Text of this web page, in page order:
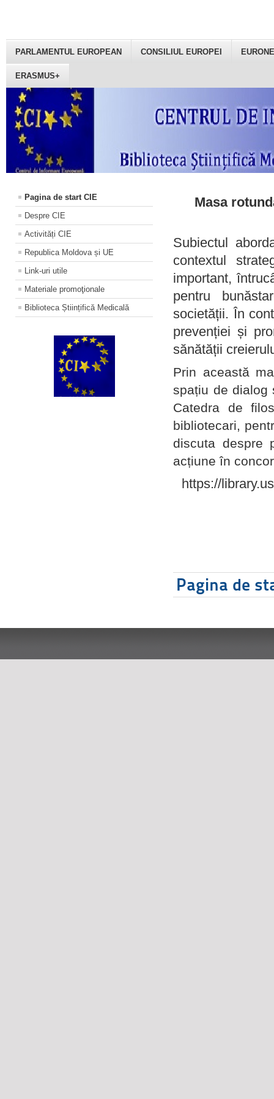
PARLAMENTUL EUROPEAN CONSILIUL EUROPEI
ERASMUS+
Pagina de start CIE
Despre CIE
Activități CIE
Republica Moldova și UE
Link-uri utile
Materiale promoţionale
Biblioteca Științifică Medicală
Masa
Subiectul
contextul
important,
pentru
societății. În
prevenției și
sănătății
Prin această
spațiu de dialog
Catedra de
bibliotecari,
discuta despre
acțiune în
https://
Pagina de